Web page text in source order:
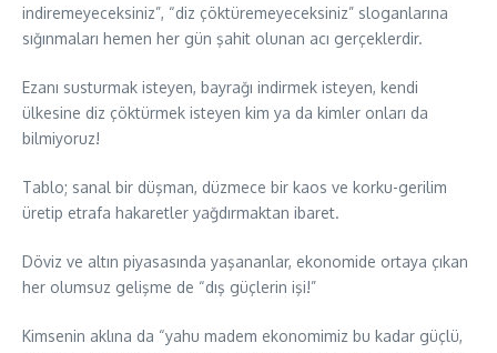
indiremeyeceksiniz”, “diz çöktüremeyeceksiniz” sloganlarına
sığınmaları hemen her gün şahit olunan acı gerçeklerdir.
Ezanı susturmak isteyen, bayrağı indirmek isteyen, kendi
ülkesine diz çöktürmek isteyen kim ya da kimler onları da
bilmiyoruz!
Tablo; sanal bir düşman, düzmece bir kaos ve korku-gerilim
üretip etrafa hakaretler yağdırmaktan ibaret.
Döviz ve altın piyasasında yaşananlar, ekonomide ortaya çıkan
her olumsuz gelişme de “dış güçlerin işi!”
Kimsenin aklına da “yahu madem ekonomimiz bu kadar güçlü,